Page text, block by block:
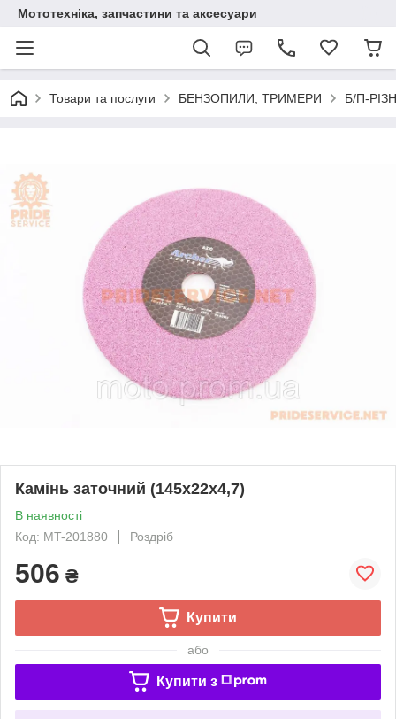
Мототехніка, запчастини та аксесуари
Товари та послуги БЕНЗОПИЛИ, ТРИМЕРИ Б/П-
Камінь заточний (145x22x4,7)
В наявності
Код: MT-201880
Роздріб
506 ₴
Купити
або
Купити з